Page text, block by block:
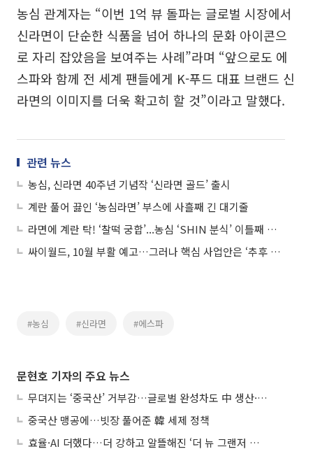
농심 관계자는 “이번 1억 뷰 돌파는 글로벌 시장에서
신라면이 단순한 식품을 넘어 하나의 문화 아이콘으
로 자리 잡았음을 보여주는 사례”라며 “앞으로도 에
스파와 함께 전 세계 팬들에게 K-푸드 대표 브랜드 신
라면의 이미지를 더욱 확고히 할 것”이라고 말했다.
관련 뉴스
농심, 신라면 40주년 기념작 ‘신라면 골드’ 출시
계란 풀어 끓인 ‘농심라면’ 부스에 사흘째 긴 대기줄
라면에 계란 탁! ‘찰떡 궁합’...농심 ‘SHIN 분식’ 이틀째 인산인해
싸이월드, 10월 부활 예고…그러나 핵심 사업안은 ‘추후 공개’
#농심 #신라면 #에스파
문현호 기자의 주요 뉴스
무뎌지는 ‘중국산’ 거부감…글로벌 완성차도 中 생산·협력 확대
중국산 맹공에…빗장 풀어준 韓 세제 정책
효율·AI 더했다…더 강하고 알뜰해진 ‘더 뉴 그랜저 하이브리드’